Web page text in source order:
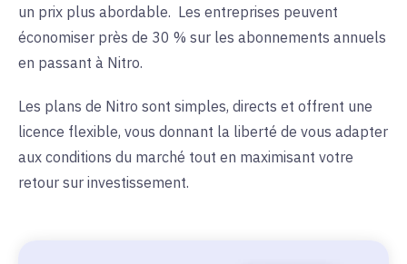
un prix plus abordable. Les entreprises peuvent
économiser près de 30 % sur les abonnements annuels
en passant à Nitro.
Les plans de Nitro sont simples, directs et offrent une
licence flexible, vous donnant la liberté de vous adapter
aux conditions du marché tout en maximisant votre
retour sur investissement.